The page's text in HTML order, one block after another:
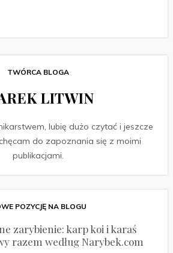
TWÓRCA BLOGA
LITWIN
lubię dużo czytać i jeszcze
do zapoznania się z moimi
publikacjami.
POZYCJĘ NA BLOGU
zarybienie: karp koi i karaś
razem według Narybek.com